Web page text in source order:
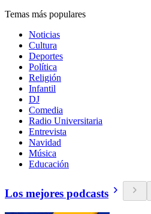
Temas más populares
Noticias
Cultura
Deportes
Política
Religión
Infantil
DJ
Comedia
Radio Universitaria
Entrevista
Navidad
Música
Educación
Los mejores podcasts